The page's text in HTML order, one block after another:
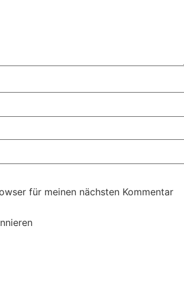
für meinen nächsten Kommentar